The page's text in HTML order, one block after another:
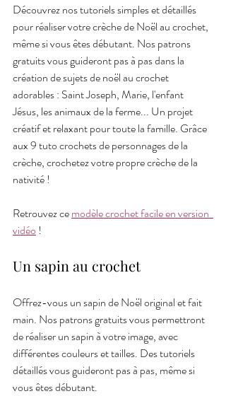
Découvrez nos tutoriels simples et détaillés
pour réaliser votre crèche de Noël au crochet,
même si vous êtes débutant. Nos patrons
gratuits vous guideront pas à pas dans la
création de sujets de noël au crochet
adorables : Saint Joseph, Marie, l'enfant
Jésus, les animaux de la ferme... Un projet
créatif et relaxant pour toute la famille. Grâce
aux 9 tuto crochets de personnages de la
crèche, crochetez votre propre crèche de la
nativité !
Retrouvez ce modèle crochet facile en version
vidéo !
Un sapin au crochet
Offrez-vous un sapin de Noël original et fait
main. Nos patrons gratuits vous permettront
de réaliser un sapin à votre image, avec
différentes couleurs et tailles. Des tutoriels
détaillés vous guideront pas à pas, même si
vous êtes débutant.